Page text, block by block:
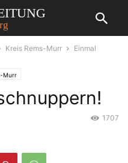
Kreis Rems-Murr
Einmal
Murr
1707